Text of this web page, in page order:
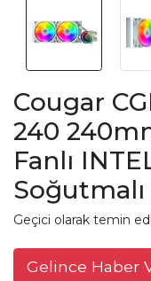
Cougar
240
Fanlı
Geçici olarak temin
Gelince Haber